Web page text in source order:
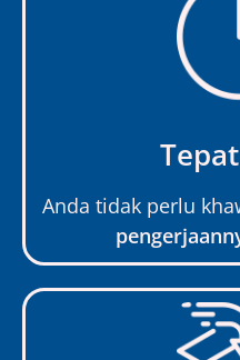
Anda tidak perlu